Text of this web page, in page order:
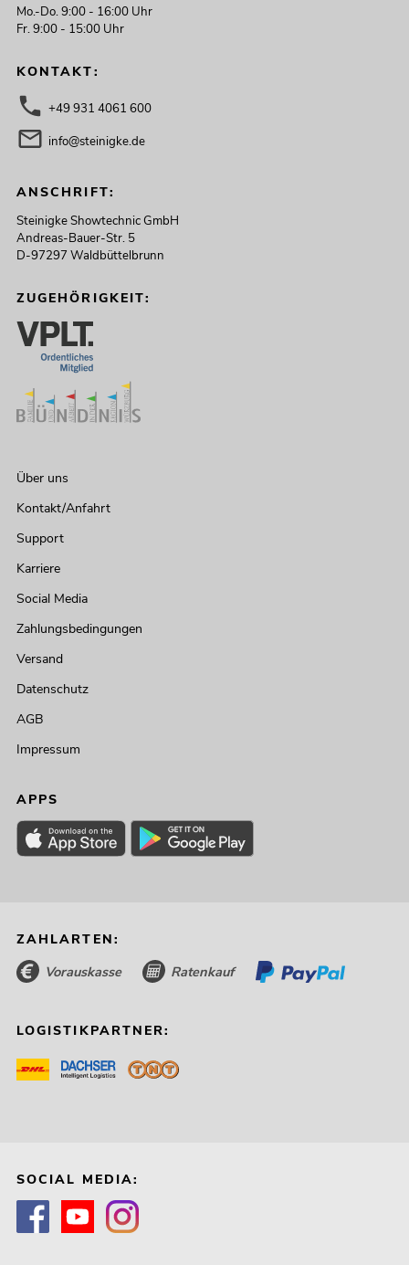
Mo.-Do. 9:00 - 16:00 Uhr
Fr. 9:00 - 15:00 Uhr
KONTAKT:
+49 931 4061 600
info@steinigke.de
ANSCHRIFT:
Steinigke Showtechnic GmbH
Andreas-Bauer-Str. 5
D-97297 Waldbüttelbrunn
ZUGEHÖRIGKEIT:
Über uns
Kontakt/Anfahrt
Support
Karriere
Social Media
Zahlungsbedingungen
Versand
Datenschutz
AGB
Impressum
APPS
ZAHLARTEN:
Vorauskasse Ratenkauf
LOGISTIKPARTNER:
SOCIAL MEDIA: